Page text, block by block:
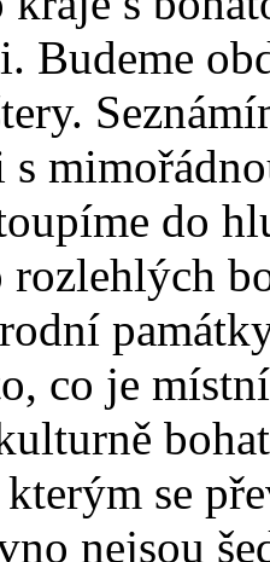
Budeme
do
co je
se
nejsou